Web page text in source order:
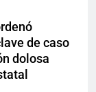
de caso
dolosa